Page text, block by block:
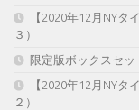
【2020年12月NYタ
３）
限定版ボックスセ
【2020年12月NYタ
２）